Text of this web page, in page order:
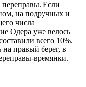
Если
на подручных и
числа
Одера уже велось
всего 10%.
правый берег, в
времянки.